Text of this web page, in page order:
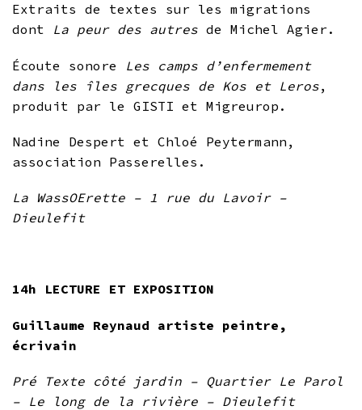
Extraits de textes sur les migrations
dont La peur des autres de Michel Agier.
Écoute sonore Les camps d’enfermement
dans les îles grecques de Kos et Leros,
produit par le GISTI et Migreurop.
Nadine Despert et Chloé Peytermann,
association Passerelles.
La WassOErette – 1 rue du Lavoir –
Dieulefit
14h LECTURE ET EXPOSITION
Guillaume Reynaud artiste peintre,
écrivain
Pré Texte côté jardin – Quartier Le Parol
– Le long de la rivière – Dieulefit